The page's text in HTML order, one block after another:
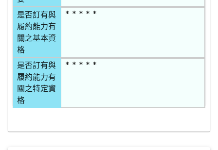
是否訂有與
履約能力有
關之基本資
格
* * * * *
是否訂有與
履約能力有
關之特定資
格
* * * * *